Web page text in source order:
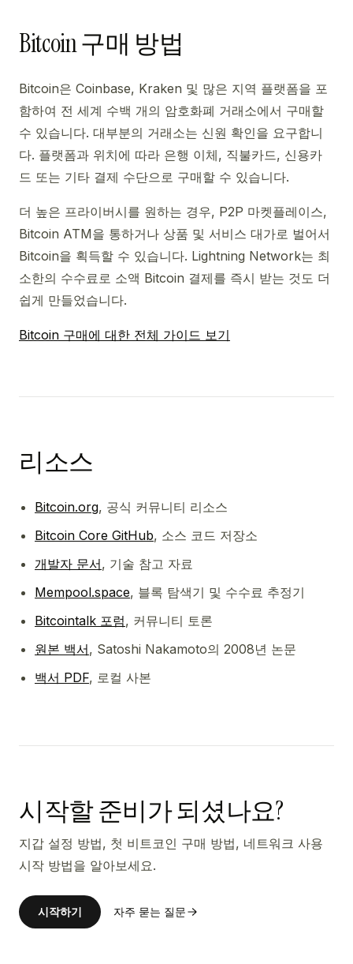
Bitcoin 구매 방법
Bitcoin은 Coinbase, Kraken 및 많은 지역 플랫폼을 포
함하여 전 세계 수백 개의 암호화폐 거래소에서 구매할
수 있습니다. 대부분의 거래소는 신원 확인을 요구합니
다. 플랫폼과 위치에 따라 은행 이체, 직불카드, 신용카
드 또는 기타 결제 수단으로 구매할 수 있습니다.
더 높은 프라이버시를 원하는 경우, P2P 마켓플레이스,
Bitcoin ATM을 통하거나 상품 및 서비스 대가로 벌어서
Bitcoin을 획득할 수 있습니다. Lightning Network는 최
소한의 수수료로 소액 Bitcoin 결제를 즉시 받는 것도 더
쉽게 만들었습니다.
Bitcoin 구매에 대한 전체 가이드 보기
리소스
Bitcoin.org, 공식 커뮤니티 리소스
Bitcoin Core GitHub, 소스 코드 저장소
개발자 문서, 기술 참고 자료
Mempool.space, 블록 탐색기 및 수수료 추정기
Bitcointalk 포럼, 커뮤니티 토론
원본 백서, Satoshi Nakamoto의 2008년 논문
백서 PDF, 로컬 사본
시작할 준비가 되셨나요?
지갑 설정 방법, 첫 비트코인 구매 방법, 네트워크 사용
시작 방법을 알아보세요.
시작하기 자주 묻는 질문